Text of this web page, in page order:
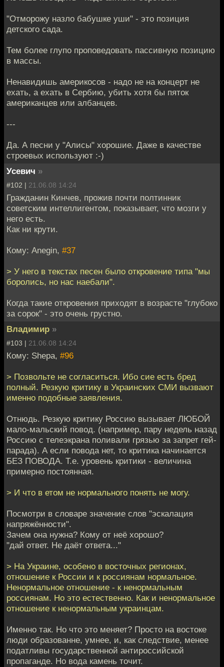
"Отморожу назло бабушке уши" - это позиция
детского сада.
Тем более глупо проповедовать пассивную позицию
в массы.
Ненавидишь америкосов - надо не на концерт не
ехать, а ехать в Сербию, убить хотя бы пяток
американцев или албанцев.
---
Да. А песни у "Алисы" хорошие. Даже в качестве
строевых используют :-)
Усевич »
#102 | 21.06.08 14:24
Гражданин Кинчев, прожив почти полтинник
советским интеллигентом, показывает, что мозги у
него есть.
Как ни крути.
Кому: Anegin, #37
> У него в текстах песен было откровение типа "мы
боролись, но нас наебали".
Когда такие откровения приходят в возрасте "глубоко
за сорок" - это очень грустно.
Владимир »
#103 | 21.06.08 14:24
Кому: Shepa, #96
> Позвольте не согласиться. Ибо сие есть бред
полный. Резкую критику в Украинских СМИ вызвают
именно подобные заявления.
Отнюдь. Резкую критику Россию вызывает ЛЮБОЙ
мало-мальский повод. (например, пару недель назад
Россию с телеэкрана поливали грязью за запрет гей-
парада). А если повода нет, то критика начинается
БЕЗ ПОВОДА. Т.е. уровень критики - величина
примерно постоянная.
> И что в етом не нормального понять не могу.
Посмотри в словаре значение слов "эскалация
напряжённости".
Зачем она нужна? Кому от неё хорошо?
"дай ответ. Не даёт ответа..."
> На Украине, особено в восточных регионах,
отношение к России и к россиянам нормальное.
Ненормальное отношение - к ненормальным
россиянам. Но это естественно. Как и ненормальное
отношение к ненормальным украинцам.
Именно так. Но что это меняет? Просто на востоке
люди образованне, умнее, и, как следствие, менее
податливы государственной антироссийской
пропаганде. Но вода камень точит.